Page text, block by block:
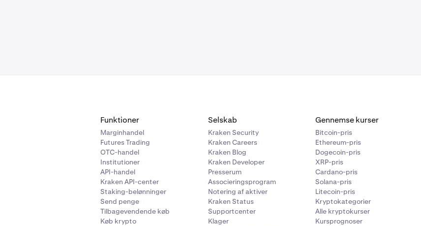
Funktioner
Marginhandel
Futures Trading
OTC-handel
Institutioner
API-handel
Kraken API-center
Staking-belønninger
Send penge
Tilbagevendende køb
Køb krypto
Selskab
Kraken Security
Kraken Careers
Kraken Blog
Kraken Developer
Presserum
Associeringsprogram
Notering af aktiver
Kraken Status
Supportcenter
Klager
Gennemse kurser
Bitcoin-pris
Ethereum-pris
Dogecoin-pris
XRP-pris
Cardano-pris
Solana-pris
Litecoin-pris
Kryptokategorier
Alle kryptokurser
Kursprognoser